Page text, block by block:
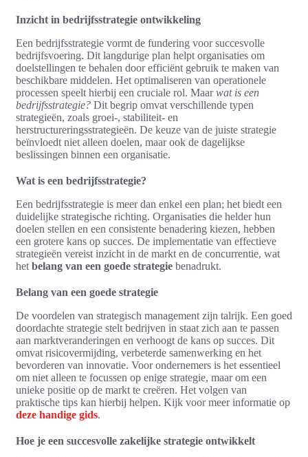
Inzicht in bedrijfsstrategie ontwikkeling
Een bedrijfsstrategie vormt de fundering voor succesvolle
bedrijfsvoering. Dit langdurige plan helpt organisaties om
doelstellingen te behalen door efficiënt gebruik te maken van
beschikbare middelen. Het optimaliseren van operationele
processen speelt hierbij een cruciale rol. Maarwat is een
bedrijfsstrategie? Dit begrip omvat verschillende typen
strategieën, zoals groei-, stabiliteit- en
herstructureringsstrategieën. De keuze van de juiste strategie
beïnvloedt niet alleen doelen, maar ook de dagelijkse
beslissingen binnen een organisatie.
Wat is een bedrijfsstrategie?
Een bedrijfsstrategie is meer dan enkel een plan; het biedt een
duidelijke strategische richting. Organisaties die helder hun
doelen stellen en een consistente benadering kiezen, hebben
een grotere kans op succes. De implementatie van effectieve
strategieën vereist inzicht in de markt en de concurrentie, wat
het belang van een goede strategie benadrukt.
Belang van een goede strategie
De voordelen van strategisch management zijn talrijk. Een goed
doordachte strategie stelt bedrijven in staat zich aan te passen
aan marktveranderingen en verhoogt de kans op succes. Dit
omvat risicovermijding, verbeterde samenwerking en het
bevorderen van innovatie. Voor ondernemers is het essentieel
om niet alleen te focussen op enige strategie, maar om een
unieke positie op de markt te creëren. Het volgen van
praktische tips kan hierbij helpen. Kijk voor meer informatie op
deze handige gids.
Hoe je een succesvolle zakelijke strategie ontwikkelt